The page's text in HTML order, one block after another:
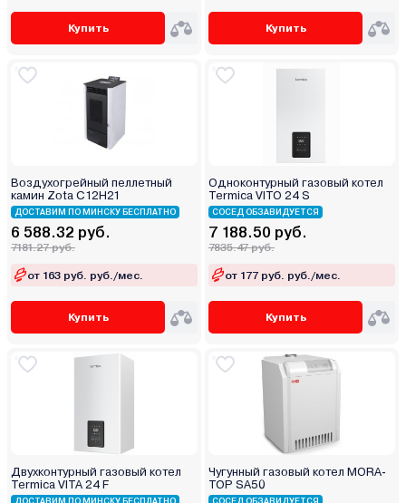
Купить Купить
Воздухогрейный пеллетный
камин Zota С12Н21
ДОСТАВИМ ПО МИНСКУ БЕСПЛАТНО
6 588.32 руб.
7181.27 руб.
от 163 руб. руб./мес.
Купить
Одноконтурный газовый котел
Termica VITO 24 S
СОСЕД ОБЗАВИДУЕТСЯ
7 188.50 руб.
7835.47 руб.
от 177 руб. руб./мес.
Купить
Двухконтурный газовый котел
Termica VITA 24 F
ДОСТАВИМ ПО МИНСКУ БЕСПЛАТНО
Чугунный газовый котел MORA-
TOP SA50
СОСЕД ОБЗАВИДУЕТСЯ